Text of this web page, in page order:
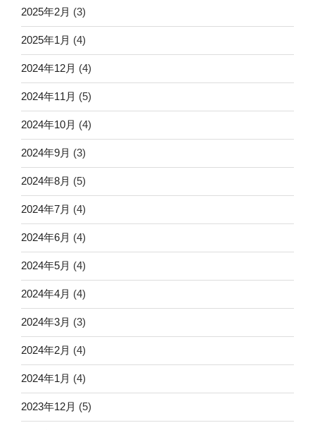
2025年2月 (3)
2025年1月 (4)
2024年12月 (4)
2024年11月 (5)
2024年10月 (4)
2024年9月 (3)
2024年8月 (5)
2024年7月 (4)
2024年6月 (4)
2024年5月 (4)
2024年4月 (4)
2024年3月 (3)
2024年2月 (4)
2024年1月 (4)
2023年12月 (5)